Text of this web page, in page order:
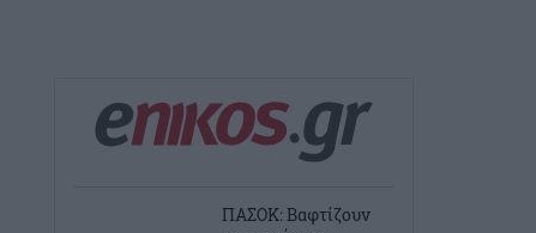
ΠΑΣΟΚ: Βαφτίζουν